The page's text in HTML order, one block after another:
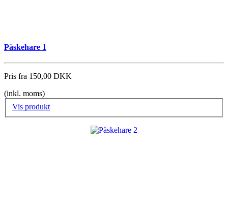
Påskehare 1
Pris fra 150,00 DKK
(inkl. moms)
Vis produkt